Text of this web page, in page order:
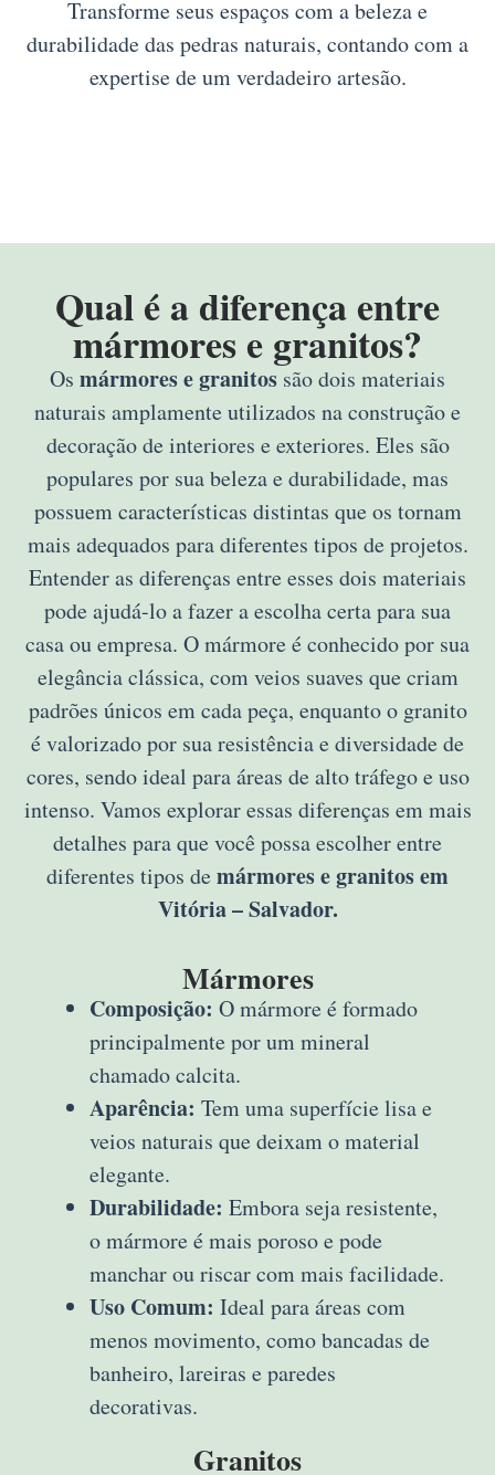
Transforme seus espaços com a beleza e
durabilidade das pedras naturais, contando com a
expertise de um verdadeiro artesão.
Qual é a diferença entre
mármores e granitos?
Os mármores e granitos são dois materiais
naturais amplamente utilizados na construção e
decoração de interiores e exteriores. Eles são
populares por sua beleza e durabilidade, mas
possuem características distintas que os tornam
mais adequados para diferentes tipos de projetos.
Entender as diferenças entre esses dois materiais
pode ajudá-lo a fazer a escolha certa para sua
casa ou empresa. O mármore é conhecido por sua
elegância clássica, com veios suaves que criam
padrões únicos em cada peça, enquanto o granito
é valorizado por sua resistência e diversidade de
cores, sendo ideal para áreas de alto tráfego e uso
intenso. Vamos explorar essas diferenças em mais
detalhes para que você possa escolher entre
diferentes tipos de mármores e granitos em
Vitória – Salvador.
Mármores
Composição: O mármore é formado
principalmente por um mineral
chamado calcita.
Aparência: Tem uma superfície lisa e
veios naturais que deixam o material
elegante.
Durabilidade: Embora seja resistente,
o mármore é mais poroso e pode
manchar ou riscar com mais facilidade.
Uso Comum: Ideal para áreas com
menos movimento, como bancadas de
banheiro, lareiras e paredes
decorativas.
Granitos